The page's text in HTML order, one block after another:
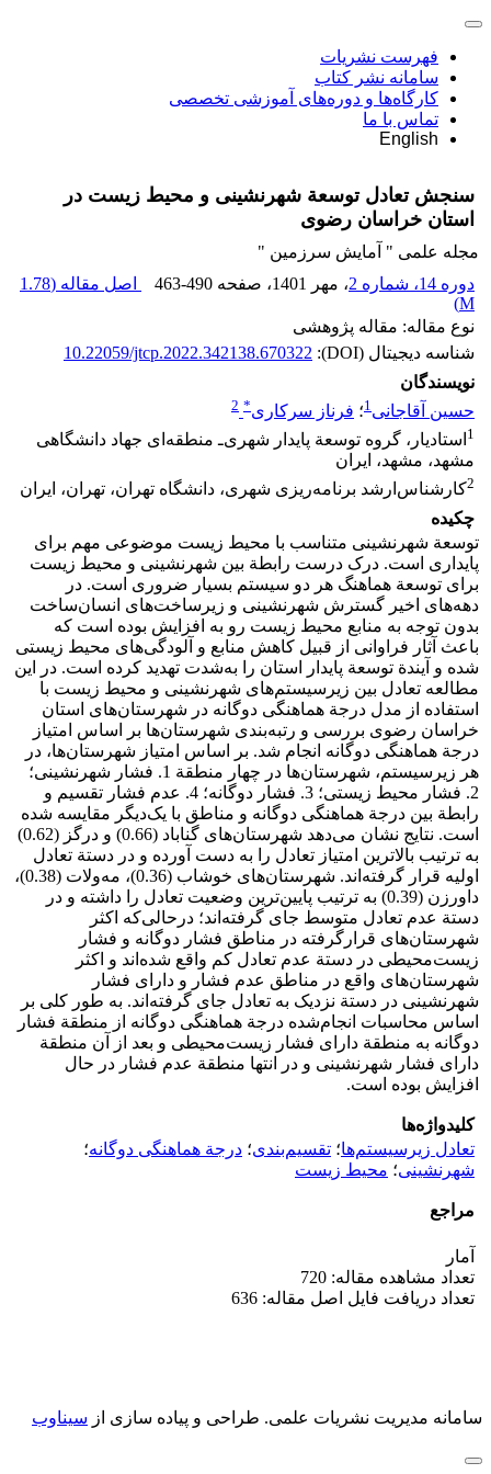
فهرست نشریات
سامانه نشر کتاب
کارگاه‌ها و دوره‌های آموزشی تخصصی
تماس با ما
English
سنجش تعادل توسعة شهرنشینی و محیط‌ زیست در
استان خراسان رضوی
مجله علمی " آمایش سرزمین "
دوره 14، شماره 2
، مهر 1401 ، صفحه 463-490 اصل مقاله (1.78
M
)
نوع مقاله: مقاله پژوهشی
شناسه دیجیتال (DOI):
10.22059/jtcp.2022.342138.670322
نویسندگان
حسین آقاجانی1؛ فرناز سرکاری*
2
1 استادیار، گروه توسعة پایدار شهری‌ـ منطقه‌ای جهاد دانشگاهی
مشهد، مشهد، ایران
2کارشناس‌ارشد برنامه‌ریزی شهری، دانشگاه تهران، تهران، ایران
چکیده
توسعة شهرنشینی متناسب با محیط‌ زیست موضوعی مهم برای
پایداری است. درک درست رابطة بین شهرنشینی و محیط زیست
برای توسعة هماهنگ هر دو سیستم بسیار ضروری است. در
دهه‌های اخیر گسترش شهرنشینی و زیرساخت‌های انسان‌ساخت
بدون توجه به منابع محیط‌ زیست رو به افزایش بوده است که
باعث آثار فراوانی از قبیل کاهش منابع و آلودگی‌های محیط‌ زیستی
شده و آیندة توسعة پایدار استان را به‌شدت تهدید کرده است. در این
مطالعه تعادل بین زیرسیستم‌های شهرنشینی و محیط زیست با
استفاده از مدل درجة هماهنگی دوگانه در شهرستان‌های استان
خراسان رضوی بررسی و رتبه‌بندی شهرستان‌ها بر اساس امتیاز
درجة هماهنگی دوگانه انجام شد. بر اساس امتیاز شهرستان‌ها، در
هر زیرسیستم، شهرستان‌ها در چهار منطقة 1. فشار شهرنشینی؛
2. فشار محیط زیستی؛ 3. فشار دوگانه؛ 4. عدم فشار تقسیم و
رابطة بین درجة هماهنگی دوگانه و مناطق با یک‌دیگر مقایسه شده
است. نتایج نشان می‌دهد شهرستان‌های گناباد (0.66) و درگز (0.62)
به ترتیب بالاترین امتیاز تعادل را به دست آورده‌ و در دستة تعادل
اولیه قرار گرفته‌‌اند. شهرستان‌های خوشاب (0.36)، مه‌ولات (0.38)،
داورزن (0.39) به ترتیب پایین‌ترین وضعیت تعادل را داشته‌ و در
دستة عدم تعادل متوسط جای گرفته‌اند؛ درحالی‌که اکثر
شهرستان‌های قرارگرفته در مناطق فشار دوگانه و فشار
زیست‌محیطی در دستة عدم تعادل کم واقع شده‌اند و اکثر
شهرستان‌های واقع در مناطق عدم فشار و دارای فشار
شهرنشینی در دستة نزدیک به تعادل جای گرفته‌اند. به طور کلی بر
اساس محاسبات انجام‌شده درجة هماهنگی دوگانه از منطقة فشار
دوگانه به منطقة دارای فشار زیست‌محیطی و بعد از آن منطقة
دارای فشار شهرنشینی و در انتها منطقة عدم فشار در حال
افزایش بوده است.
کلیدواژه‌ها
تعادل زیرسیستم‌ها؛ تقسیم‌بندی؛ درجة هماهنگی دوگانه؛
شهرنشینی؛ محیط‌ زیست
مراجع
آمار
تعداد مشاهده مقاله: 720
تعداد دریافت فایل اصل مقاله: 636
سامانه مدیریت نشریات علمی. طراحی و پیاده سازی از سیناوب